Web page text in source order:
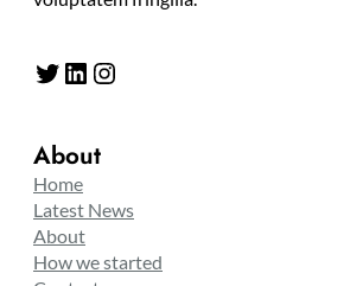
Twitter LinkedIn Instagram
About
Home
Latest News
About
How we started